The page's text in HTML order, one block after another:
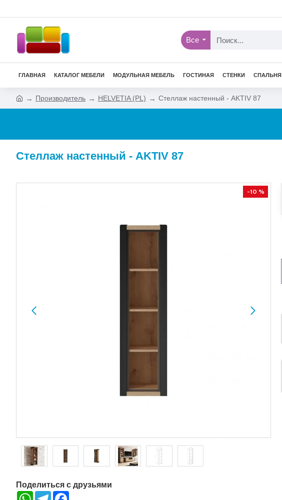
Все
ГЛАВНАЯ КАТАЛОГ МЕБЕЛИ МОДУЛЬНАЯ МЕБЕЛЬ ГОСТИНАЯ СТЕНКИ СПАЛЬНЯ
Производитель HELVETIA (PL) Стеллаж настенный - AKTIV 87
Стеллаж настенный - AKTIV 87
-10 %
Поделиться с друзьями
WhatsAppTelegram